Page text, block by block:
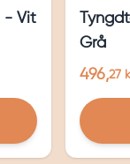
- Vit
Grå
496,27